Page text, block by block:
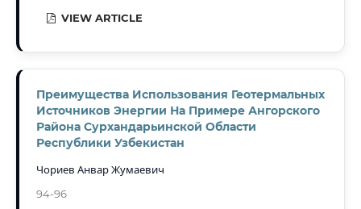
VIEW ARTICLE
Преимущества Использования Геотермальных
Источников Энергии На Примере Ангорского
Района Сурхандарьинской Области
Республики Узбекистан
Чориев Анвар Жумаевич
94-96